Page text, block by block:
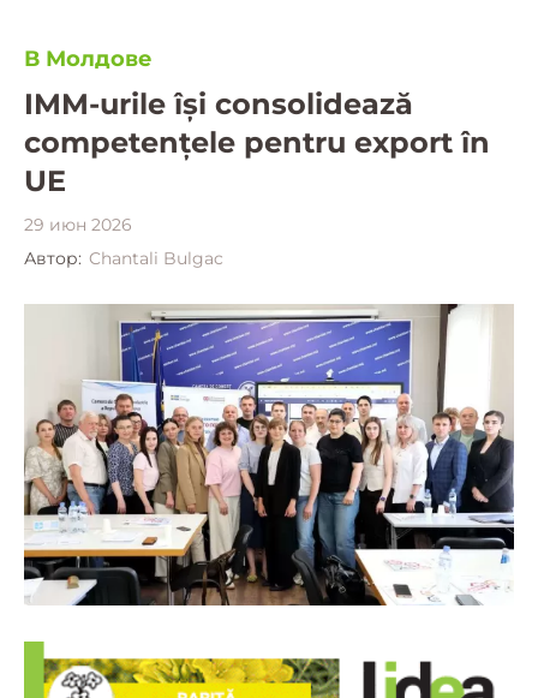
В Молдове
IMM-urile își consolidează
competențele pentru export în
UE
29 июн 2026
Автор: Chantali Bulgac